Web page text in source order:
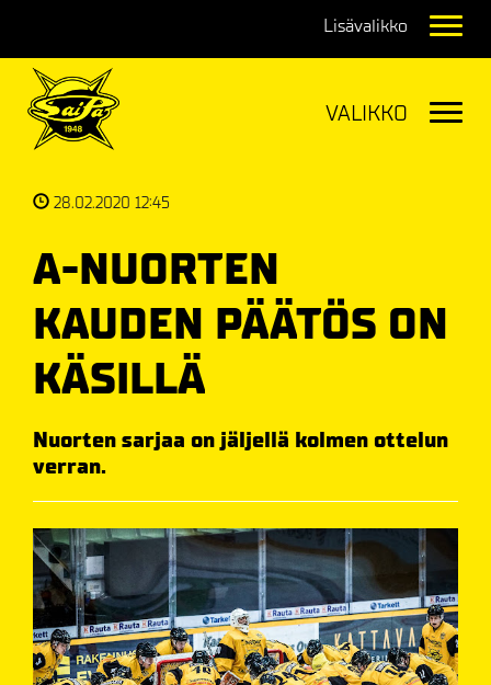
28.02.2020 12:45
A-NUORTEN
KAUDEN PÄÄTÖS ON
KÄSILLÄ
Nuorten sarjaa on jäljellä kolmen ottelun
verran.